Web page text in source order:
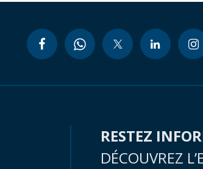
RESTEZ
DÉCOUVREZ